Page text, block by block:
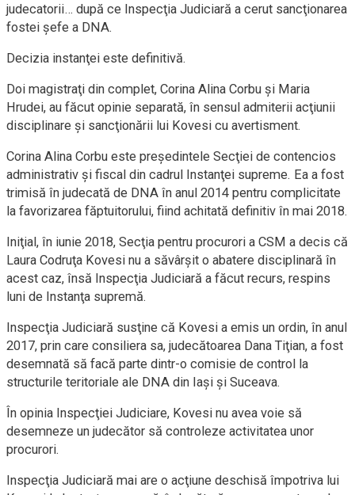
judecatorii… după ce Inspecţia Judiciară a cerut sancţionarea
fostei şefe a DNA.
Decizia instanţei este definitivă.
Doi magistraţi din complet, Corina Alina Corbu şi Maria
Hrudei, au făcut opinie separată, în sensul admiterii acţiunii
disciplinare şi sancţionării lui Kovesi cu avertisment.
Corina Alina Corbu este preşedintele Secţiei de contencios
administrativ şi fiscal din cadrul Instanţei supreme. Ea a fost
trimisă în judecată de DNA în anul 2014 pentru complicitate
la favorizarea făptuitorului, fiind achitată definitiv în mai 2018.
Iniţial, în iunie 2018, Secţia pentru procurori a CSM a decis că
Laura Codruţa Kovesi nu a săvârşit o abatere disciplinară în
acest caz, însă Inspecţia Judiciară a făcut recurs, respins
luni de Instanţa supremă.
Inspecţia Judiciară susţine că Kovesi a emis un ordin, în anul
2017, prin care consiliera sa, judecătoarea Dana Tiţian, a fost
desemnată să facă parte dintr-o comisie de control la
structurile teritoriale ale DNA din Iaşi şi Suceava.
În opinia Inspecţiei Judiciare, Kovesi nu avea voie să
desemneze un judecător să controleze activitatea unor
procurori.
Inspecţia Judiciară mai are o acţiune deschisă împotriva lui